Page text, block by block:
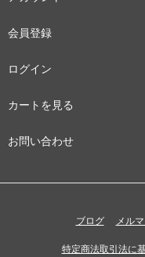
会員登録
ログイン
カートを見る
お問い合わせ
ブログ メル
特定商法取引法に